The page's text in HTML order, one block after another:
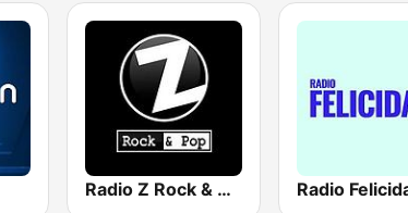
Radio Z Rock & Pop Radio